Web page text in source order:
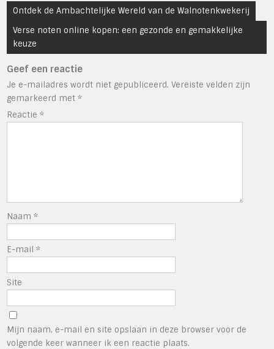
Bericht
navigatie
Ontdek de Ambachtelijke Wereld van de Walnotenkwekerij
Verse noten online kopen: een gezonde en gemakkelijke
keuze
Geef een reactie
Je e-mailadres wordt niet gepubliceerd. Vereiste velden zijn
gemarkeerd met*
Reactie*
Naam*
E-mail*
Site
Mijn naam, e-mail en site opslaan in deze browser voor de
volgende keer wanneer ik een reactie plaats.